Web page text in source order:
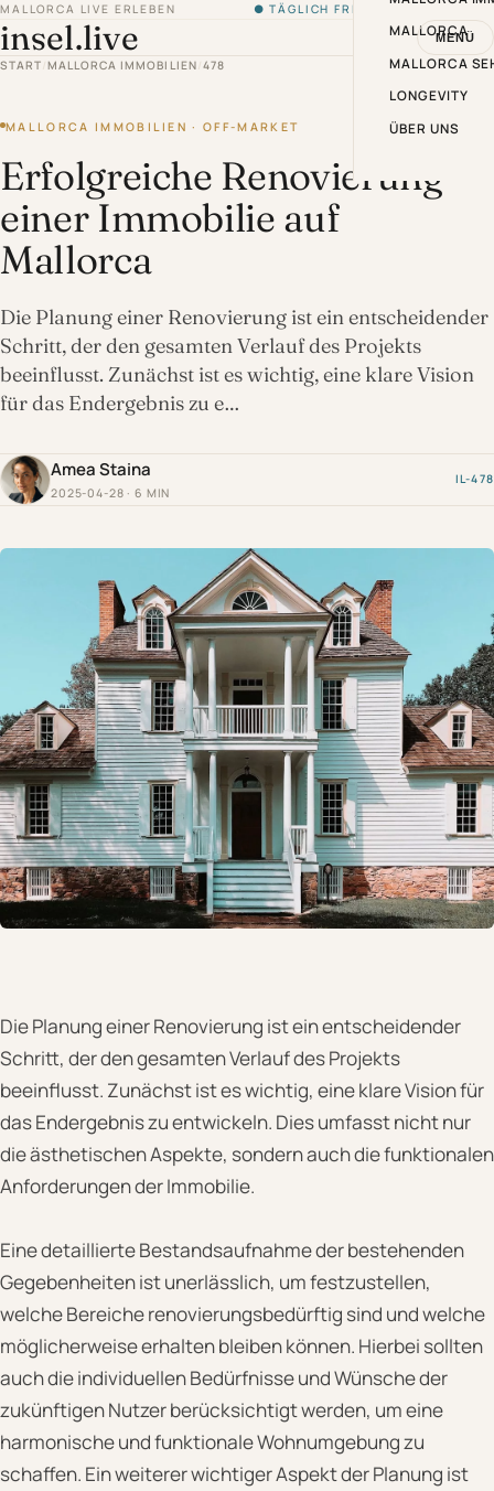
MALLORCA LIVE ERLEBEN ● TÄGLICH FRISCH VON DER INSEL
insel.live MENÜ
MALLORCA
MALLORCA
LONGEVITY
ÜBER UNS
START /MALLORCA IMMOBILIEN 478
MALLORCA IMMOBILIEN · OFF-MARKET
Erfolgreiche Renovierung
einer Immobilie auf
Mallorca
Die Planung einer Renovierung ist ein entscheidender
Schritt, der den gesamten Verlauf des Projekts
beeinflusst. Zunächst ist es wichtig, eine klare Vision
für das Endergebnis zu e…
Amea Staina
2025-04-28 · 6 MIN
IL-478
Die Planung einer Renovierung ist ein entscheidender
Schritt, der den gesamten Verlauf des Projekts
beeinflusst. Zunächst ist es wichtig, eine klare Vision für
das Endergebnis zu entwickeln. Dies umfasst nicht nur
die ästhetischen Aspekte, sondern auch die funktionalen
Anforderungen der Immobilie.
Eine detaillierte Bestandsaufnahme der bestehenden
Gegebenheiten ist unerlässlich, um festzustellen,
welche Bereiche renovierungsbedürftig sind und welche
möglicherweise erhalten bleiben können. Hierbei sollten
auch die individuellen Bedürfnisse und Wünsche der
zukünftigen Nutzer berücksichtigt werden, um eine
harmonische und funktionale Wohnumgebung zu
schaffen. Ein weiterer wichtiger Aspekt der Planung ist